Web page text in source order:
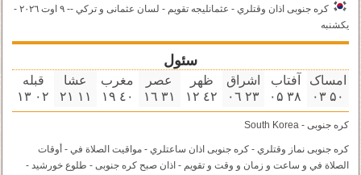
کره جنوبی اذان وقتلري - عثمانليجه تقویم - لسان عثمانى و تركي -- ٩ اوت ۲۰۲٦ -
یکشنبه
سئول
امساک
۵۰ ۰۳
آفتاب
۳٨ ۰۵
اشراق
۲۳ ۰٦
ظهر
٤۲ ۱۲
عصر
۳۱ ۱٦
مغرب
٤۰ ۱٩
عشا
۱۱ ۲۱
قبله
۰۲ ۱۳
کره جنوبی - South Korea
کره جنوبی نماز وقتلري - کره جنوبی اذان ساعتلري - مواقيت الصلاة في - أوقات
الصلاة في و ساعت و زمان و وقت و تقویم - اذان صبح کره جنوبی - طلوع خورشید -